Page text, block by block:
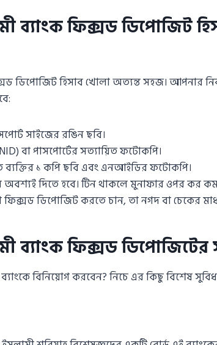
ফিক্সড ডিপোজিট
ডিপোজিট হিসাব খোলা অত্যন্ত সহজ। আপনার
সাইজের রঙিন ছবি।
বা পাসপোর্টের সত্যায়িত ফটোকপি।
ব্যক্তির ১ কপি ছবি এবং এনআইডির ফটোকপি।
দিতে হবে। টিন থাকলে মুনাফার ওপর কর কম
ফিক্সড ডিপোজিট করতে চান, তা নগদ বা চেকের
ফিক্সড ডিপোজিটের
বিনিয়োগ করবেন? নিচে এর কিছু বিশেষ